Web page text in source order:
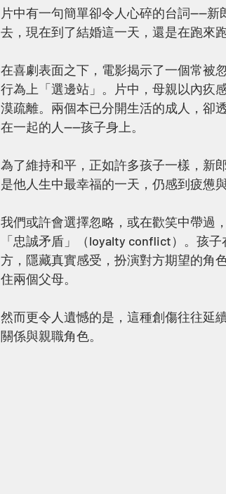
片中有一句簡單卻令人心碎的台詞——
去，現在到了結婚這一天，還是在跑來跑
在喜劇表面之下，電影揭示了一個常被
行為上「選邊站」。片中，母親以內疚
漠疏離。兩個本已分開生活的成人，卻
在一起的人——孩子身上。
為了維持和平，正如許多孩子一樣，新
是他人生中最幸福的一天，仍感到疲憊與
我們或許會選擇忽略，或在歡笑中帶過
「忠誠矛盾」（loyalty conflict）。孩
方，隱藏真實感受，扮演對方期望的角
住兩個父母。
然而更令人遺憾的是，這種創傷往往延
關係與親職角色。